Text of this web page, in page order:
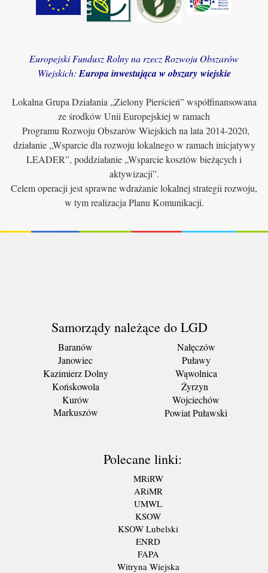
Europejski Fundusz Rolny na rzecz Rozwoju Obszarów
Wiejskich: Europa inwestująca w obszary wiejskie
Lokalna Grupa Działania „Zielony Pierścień” współfinansowana
ze środków Unii Europejskiej w ramach
Programu Rozwoju Obszarów Wiejskich na lata 2014-2020,
działanie „Wsparcie dla rozwoju lokalnego w ramach inicjatywy
LEADER”, poddziałanie „Wsparcie kosztów bieżących i
aktywizacji”.
Celem operacji jest sprawne wdrażanie lokalnej strategii rozwoju,
w tym realizacja Planu Komunikacji.
Samorządy należące do LGD
Baranów
Janowiec
Kazimierz Dolny
Końskowola
Kurów
Markuszów
Nałęczów
Puławy
Wąwolnica
Żyrzyn
Wojciechów
Powiat Puławski
Polecane linki:
MRiRW
ARiMR
UMWL
KSOW
KSOW Lubelski
ENRD
FAPA
Witryna Wiejska